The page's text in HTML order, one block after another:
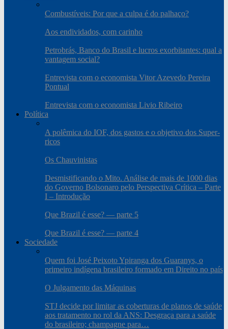
Combustíveis: Por que a culpa é do palhaço?
Aos endividados, com carinho
Petrobrás, Banco do Brasil e lucros exorbitantes: qual a
vantagem social?
Entrevista com o economista Vitor Azevedo Pereira
Pontual
Entrevista com o economista Livio Ribeiro
Política
A polêmica do IOF, dos gastos e o objetivo dos Super-
ricos
Os Chauvinistas
Desmistificando o Mito. Análise de mais de 1000 dias
do Governo Bolsonaro pelo Perspectiva Crítica – Parte
I – Introdução
Que Brazil é esse? — parte 5
Que Brazil é esse? — parte 4
Sociedade
Quem foi José Peixoto Ypiranga dos Guaranys, o
primeiro indígena brasileiro formado em Direito no país
O Julgamento das Máquinas
STJ decide por limitar as coberturas de planos de saúde
aos tratamento no rol da ANS: Desgraça para a saúde
do brasileiro; champagne para…